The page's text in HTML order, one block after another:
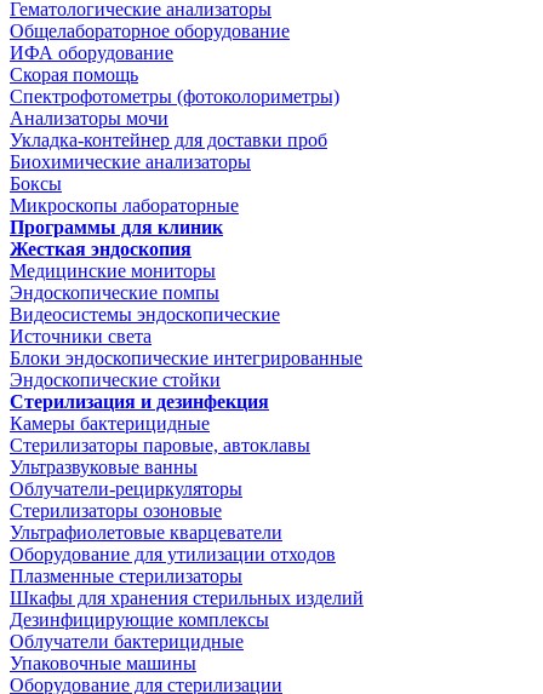
Гематологические анализаторы
Общелабораторное оборудование
ИФА оборудование
Скорая помощь
Спектрофотометры (фотоколориметры)
Анализаторы мочи
Укладка-контейнер для доставки проб
Биохимические анализаторы
Боксы
Микроскопы лабораторные
Программы для клиник
Жесткая эндоскопия
Медицинские мониторы
Эндоскопические помпы
Видеосистемы эндоскопические
Источники света
Блоки эндоскопические интегрированные
Эндоскопические стойки
Стерилизация и дезинфекция
Камеры бактерицидные
Стерилизаторы паровые, автоклавы
Ультразвуковые ванны
Облучатели-рециркуляторы
Стерилизаторы озоновые
Ультрафиолетовые кварцеватели
Оборудование для утилизации отходов
Плазменные стерилизаторы
Шкафы для хранения стерильных изделий
Дезинфицирующие комплексы
Облучатели бактерицидные
Упаковочные машины
Оборудование для стерилизации